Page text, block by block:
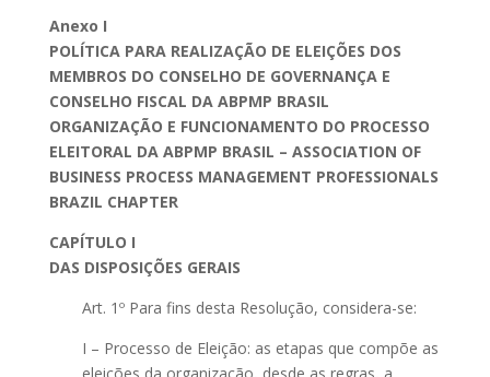
Anexo I
POLÍTICA PARA REALIZAÇÃO DE ELEIÇÕES DOS
MEMBROS DO CONSELHO DE GOVERNANÇA E
CONSELHO FISCAL DA ABPMP BRASIL
ORGANIZAÇÃO E FUNCIONAMENTO DO PROCESSO
ELEITORAL DA ABPMP BRASIL – ASSOCIATION OF
BUSINESS PROCESS MANAGEMENT PROFESSIONALS
BRAZIL CHAPTER
CAPÍTULO I
DAS DISPOSIÇÕES GERAIS
Art. 1º Para fins desta Resolução, considera-se:
I – Processo de Eleição: as etapas que compõe as